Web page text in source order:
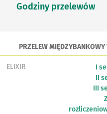
Godziny przelewów
PRZELEW MIĘDZYBANKOWY
ELIXIR
I
II
III